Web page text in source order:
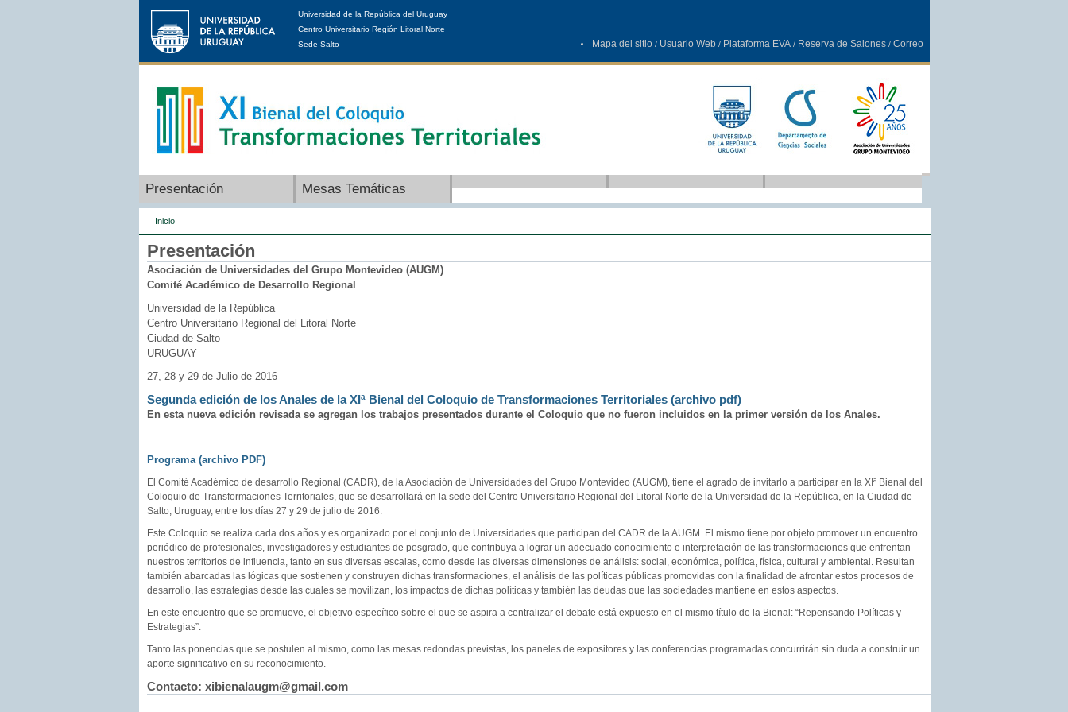
Universidad de la República del Uruguay
Centro Universitario Región Litoral Norte
Sede Salto
Mapa del sitio/ Usuario Web/ Plataforma EVA/ Reserva de Salones/ Correo
Presentación Mesas Temáticas
Inicio
Presentación
Asociación de Universidades del Grupo Montevideo (AUGM)
Comité Académico de Desarrollo Regional
Universidad de la República
Centro Universitario Regional del Litoral Norte
Ciudad de Salto
URUGUAY
27, 28 y 29 de Julio de 2016
Segunda edición de los Anales de la XIª Bienal del Coloquio de Transformaciones Territoriales (archivo pdf)
En esta nueva edición revisada se agregan los trabajos presentados durante el Coloquio que no fueron incluidos en la primer versión de los Anales.
Programa (archivo PDF)
El Comité Académico de desarrollo Regional (CADR), de la Asociación de Universidades del Grupo Montevideo (AUGM), tiene el agrado de invitarlo a participar en la XIª Bienal del
Coloquio de Transformaciones Territoriales, que se desarrollará en la sede del Centro Universitario Regional del Litoral Norte de la Universidad de la República, en la Ciudad de
Salto, Uruguay, entre los días 27 y 29 de julio de 2016.
Este Coloquio se realiza cada dos años y es organizado por el conjunto de Universidades que participan del CADR de la AUGM. El mismo tiene por objeto promover un encuentro
periódico de profesionales, investigadores y estudiantes de posgrado, que contribuya a lograr un adecuado conocimiento e interpretación de las transformaciones que enfrentan
nuestros territorios de influencia, tanto en sus diversas escalas, como desde las diversas dimensiones de análisis: social, económica, política, física, cultural y ambiental. Resultan
también abarcadas las lógicas que sostienen y construyen dichas transformaciones, el análisis de las políticas públicas promovidas con la finalidad de afrontar estos procesos de
desarrollo, las estrategias desde las cuales se movilizan, los impactos de dichas políticas y también las deudas que las sociedades mantiene en estos aspectos.
En este encuentro que se promueve, el objetivo específico sobre el que se aspira a centralizar el debate está expuesto en el mismo título de la Bienal: “Repensando Políticas y
Estrategias”.
Tanto las ponencias que se postulen al mismo, como las mesas redondas previstas, los paneles de expositores y las conferencias programadas concurrirán sin duda a construir un
aporte significativo en su reconocimiento.
Contacto: xibienalaugm@gmail.com